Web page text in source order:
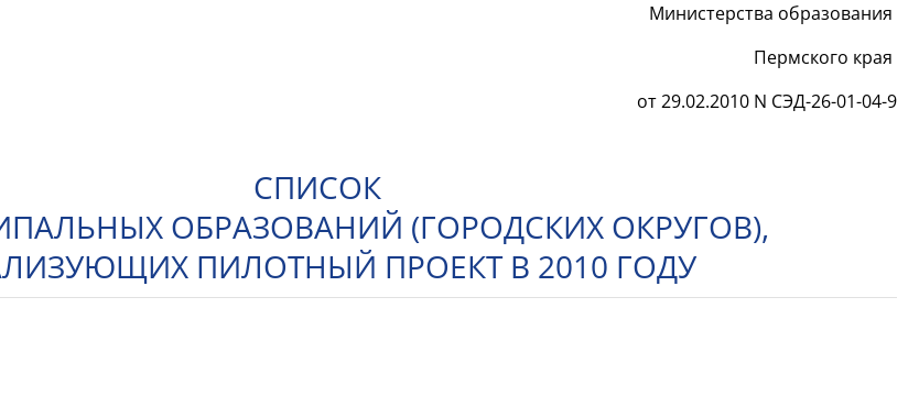
Министерства образования
Пермского края
от 29.02.2010 N СЭД-26-01-04-9
СПИСОК
ОБРАЗОВАНИЙ (ГОРОДСКИХ ОКРУГОВ),
ПИЛОТНЫЙ ПРОЕКТ В 2010 ГОДУ